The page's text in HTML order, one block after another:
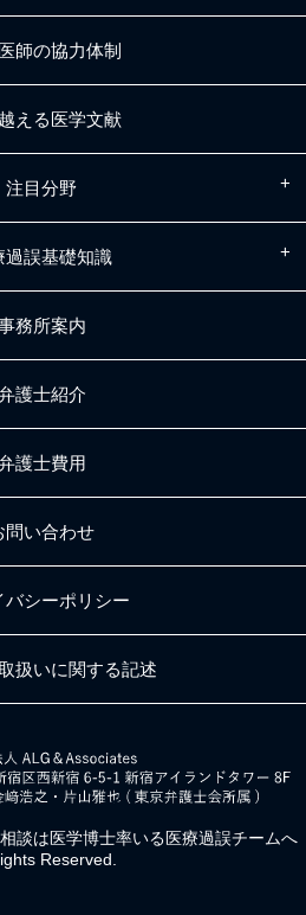
師の協力体制
える医学文献
注目分野
過誤基礎知識
務所案内
護士紹介
護士費用
問い合わせ
バシーポリシー
扱いに関する記述
談は医学博士率いる医療過誤チームへ
Reserved.